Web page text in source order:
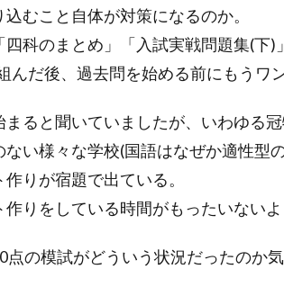
むこと自体が対策になるのか。
科のまとめ」「入試実戦問題集(下)
んだ後、過去問を始める前にもうワ
ると聞いていましたが、いわゆる
い様々な学校(国語はなぜか適性型
りが宿題で出ている。
りをしている時間がもったいないよ
点の模試がどういう状況だったのか